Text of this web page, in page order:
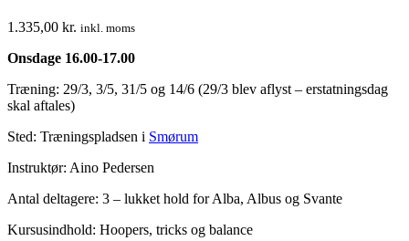
1.335,00 kr. inkl. moms
Onsdage 16.00-17.00
Træning: 29/3, 3/5, 31/5 og 14/6 (29/3 blev aflyst – erstatningsdag
skal aftales)
Sted: Træningspladsen i Smørum
Instruktør: Aino Pedersen
Antal deltagere: 3 – lukket hold for Alba, Albus og Svante
Kursusindhold: Hoopers, tricks og balance